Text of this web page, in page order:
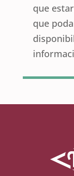
que
que